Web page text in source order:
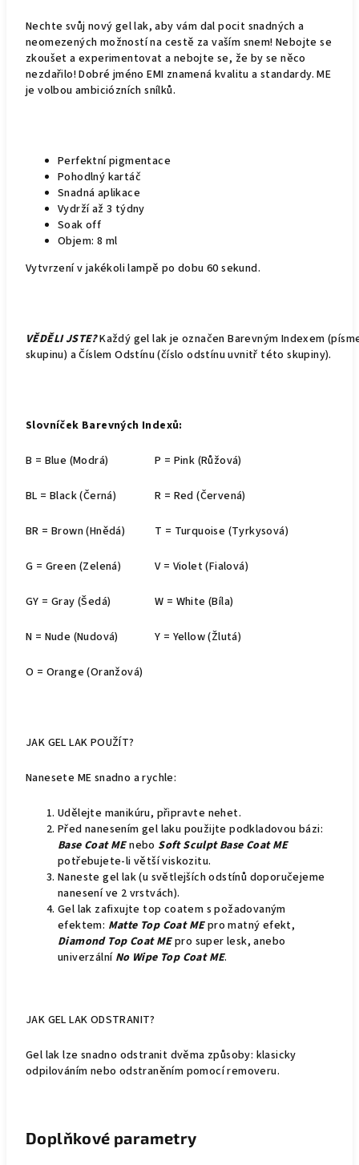
Nechte svůj nový gel lak, aby vám dal pocit snadných a
neomezených možností na cestě za vaším snem! Nebojte se
zkoušet a experimentovat a nebojte se, že by se něco
nezdařilo! Dobré jméno EMI znamená kvalitu a standardy. ME
je volbou ambiciózních snílků.
Perfektní pigmentace
Pohodlný kartáč
Snadná aplikace
Vydrží až 3 týdny
Soak off
Objem: 8 ml
Vytvrzení v jakékoli lampě po dobu 60 sekund.
VĚDĚLI JSTE?Každý gel lak je označen Barevným Indexem
skupinu) a Číslem Odstínu (číslo odstínu uvnitř této skupiny).
Slovníček Barevných Indexů:
B = Blue (Modrá) P = Pink (Růžová)
BL = Black (Černá) R = Red (Červená)
BR = Brown (Hnědá) T = Turquoise (Tyrkysová)
G = Green (Zelená) V = Violet (Fialová)
GY = Gray (Šedá) W = White (Bíla)
N = Nude (Nudová) Y = Yellow (Žlutá)
O = Orange (Oranžová)
JAK GEL LAK POUŽÍT?
Nanesete ME snadno a rychle:
Udělejte manikúru, připravte nehet.
Před nanesením gel laku použijte podkladovou bázi:
Base Coat MEnebo Soft Sculpt Base Coat ME
potřebujete-li větší viskozitu.
Naneste gel lak (u světlejších odstínů doporučejeme
nanesení ve 2 vrstvách).
Gel lak zafixujte top coatem s požadovaným
efektem: Matte Top Coat MEpro matný efekt,
Diamond Top Coat MEpro super lesk, anebo
univerzální No Wipe Top Coat ME.
JAK GEL LAK ODSTRANIT?
Gel lak lze snadno odstranit dvěma způsoby: klasicky
odpilováním nebo odstraněním pomocí removeru.
Doplňkové parametry